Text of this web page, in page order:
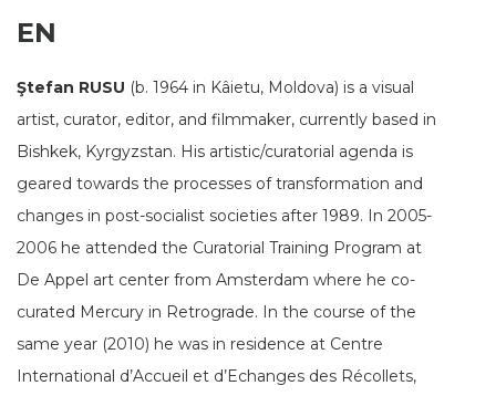
EN
Ştefan RUSU (b. 1964 in Kâietu, Moldova) is a visual
artist, curator, editor, and filmmaker, currently based in
Bishkek, Kyrgyzstan. His artistic/curatorial agenda is
geared towards the processes of transformation and
changes in post-socialist societies after 1989. In 2005-
2006 he attended the Curatorial Training Program at
De Appel art center from Amsterdam where he co-
curated Mercury in Retrograde. In the course of the
same year (2010) he was in residence at Centre
International d’Accueil et d’Echanges des Récollets,